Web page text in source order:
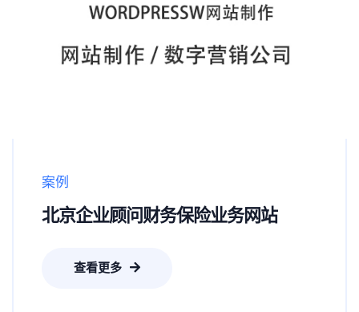
案例
北京企业顾问财务保险业务网站
查看更多